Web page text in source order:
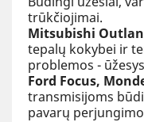
trūkčiojimai.
Mitsubishi
tepalų kokybei ir
problemos -
Ford Focus,
transmisijoms
pavarų